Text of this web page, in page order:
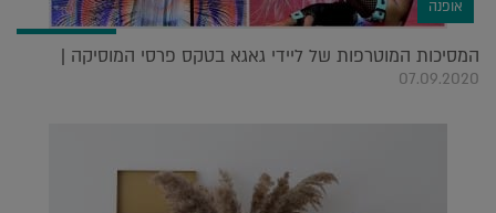
אופנה
המסיכות המוטרפות של ליידי גאגא בטקס פרסי המוסיקה |
07.09.2020